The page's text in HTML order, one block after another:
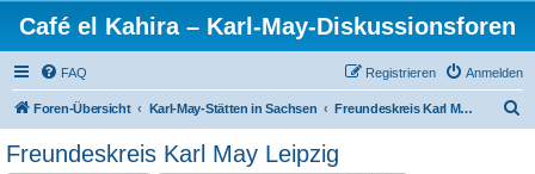
Café el Kahira – Karl-May-Diskussionsforen
FAQ Anmelden
Registrieren
Foren-Übersicht Karl-May-Stätten in Sachsen Freundeskreis Karl May Leipzig
Freundeskreis Karl May Leipzig